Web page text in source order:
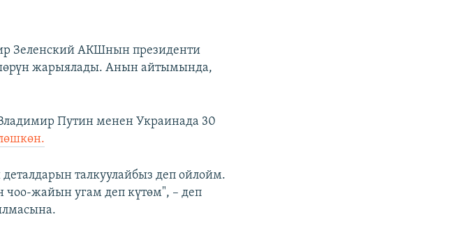
Зеленский АКШнын президенти
жарыялады. Анын айтымында,
Путин менен Украинада 30
талкуулайбыз деп ойлойм.
жайын угам деп күтөм", – деп